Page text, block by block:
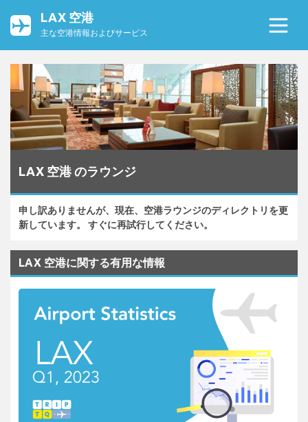
LAX 空港
主な空港情報およびサービス
LAX 空港 のラウンジ
申し訳ありませんが、現在、空港ラウンジのディレクトリを更
新しています。 すぐに再試行してください。
LAX 空港に関する有用な情報